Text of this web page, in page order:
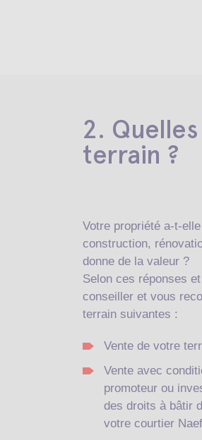
2.
terrain ?
Votre propriété a-t-
construction,
donne de la valeur ?
Selon ces réponses
conseiller et vous
terrain suivantes :
Vente de votre
Vente avec
promoteur ou
des droits à bâtir
votre courtier